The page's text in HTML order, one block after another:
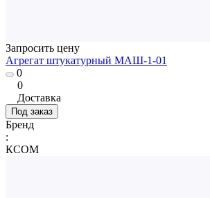
Запросить цену
Агрегат штукатурный МАШ-1-01
0
0
Доставка
Под заказ
Бренд
:
КСОМ